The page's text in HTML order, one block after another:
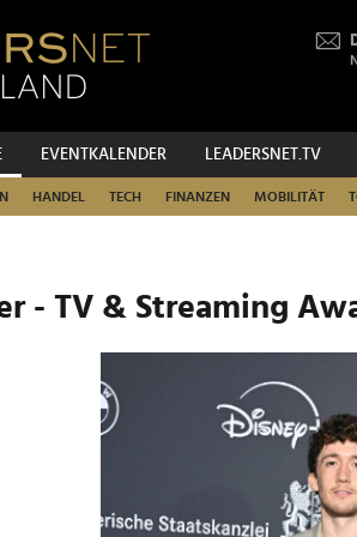
EVENTKALENDER LEADERSNET.TV
HANDEL TECH FINANZEN MOBILITÄT
- TV & Streaming